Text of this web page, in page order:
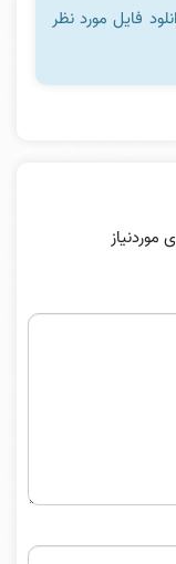
فایل مورد نظر